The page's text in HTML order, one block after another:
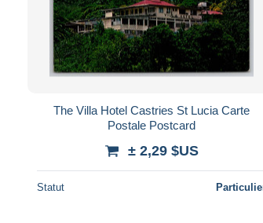
The Villa Hotel Castries St Lucia Carte
Postale Postcard
± 2,29 $US
Statut